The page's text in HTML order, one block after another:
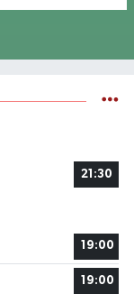
21:30
19:00
19:00